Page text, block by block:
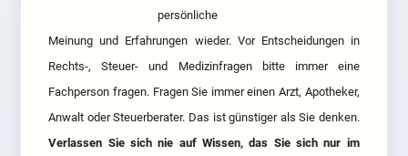
persönliche
Meinung und Erfahrungen wieder. Vor Entscheidungen in
Rechts-, Steuer- und Medizinfragen bitte immer eine
Fachperson fragen. Fragen Sie immer einen Arzt, Apotheker,
Anwalt oder Steuerberater. Das ist günstiger als Sie denken.
Verlassen Sie sich nie auf Wissen, das Sie sich nur im